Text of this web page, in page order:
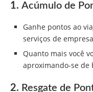
1. Acúmulo de
Ganhe pontos ao
serviços de
Quanto mais você
aproximando-se de
2. Resgate de